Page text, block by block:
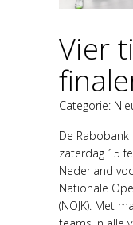
Vier
Categorie:
De
zaterdag 15
Nederland
Nationale
(NOJK). Met